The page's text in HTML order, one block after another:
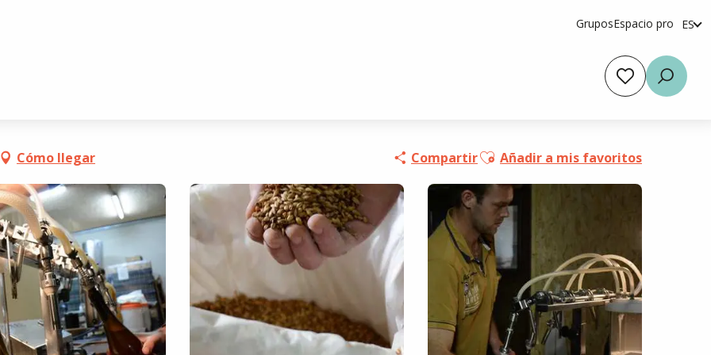
GruposEspacio pro ES
en
Cómo llegar CompartirAjouter aux favoris
Añadir a mis favoritos